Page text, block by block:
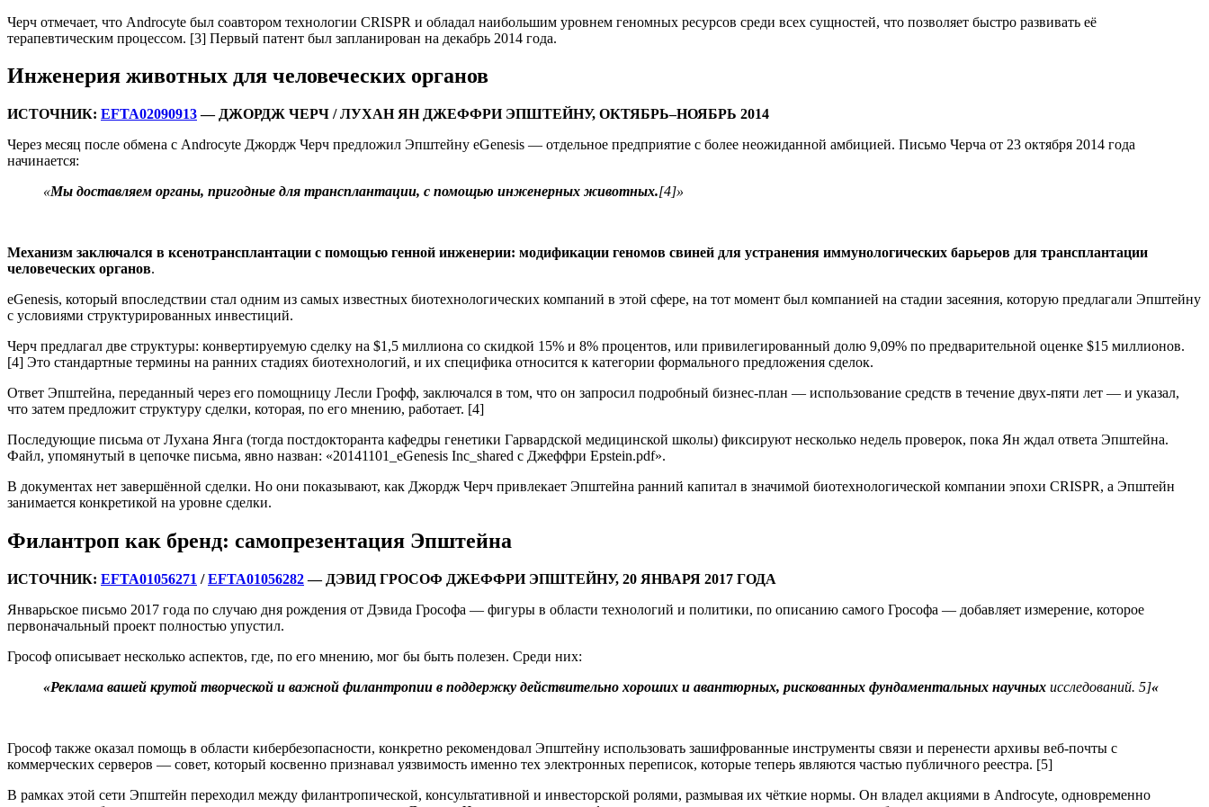
Черч отмечает, что Androcyte был соавтором технологии CRISPR и обладал наибольшим уровнем геномных ресурсов среди всех сущностей, что позволяет быстро развивать её
терапевтическим процессом. [3] Первый патент был запланирован на декабрь 2014 года.
Инженерия животных для человеческих органов
ИСТОЧНИК: EFTA02090913— ДЖОРДЖ ЧЕРЧ / ЛУХАН ЯН ДЖЕФФРИ ЭПШТЕЙНУ, ОКТЯБРЬ–НОЯБРЬ 2014
Через месяц после обмена с Androcyte Джордж Черч предложил Эпштейну eGenesis — отдельное предприятие с более неожиданной амбицией. Письмо Черча от 23 октября 2014 года
начинается:
«Мы доставляем органы, пригодные для трансплантации, с помощью инженерных животных.[4]»
Механизм заключался в ксенотрансплантации с помощью генной инженерии: модификации геномов свиней для устранения иммунологических барьеров для трансплантации
человеческих органов.
eGenesis, который впоследствии стал одним из самых известных биотехнологических компаний в этой сфере, на тот момент был компанией на стадии засеяния, которую предлагали Эпштейну
с условиями структурированных инвестиций.
Черч предлагал две структуры: конвертируемую сделку на $1,5 миллиона со скидкой 15% и 8% процентов, или привилегированный долю 9,09% по предварительной оценке $15 миллионов.
[4] Это стандартные термины на ранних стадиях биотехнологий, и их специфика относится к категории формального предложения сделок.
Ответ Эпштейна, переданный через его помощницу Лесли Грофф, заключался в том, что он запросил подробный бизнес-план — использование средств в течение двух-пяти лет — и указал,
что затем предложит структуру сделки, которая, по его мнению, работает. [4]
Последующие письма от Лухана Янга (тогда постдокторанта кафедры генетики Гарвардской медицинской школы) фиксируют несколько недель проверок, пока Ян ждал ответа Эпштейна.
Файл, упомянутый в цепочке письма, явно назван: «20141101_eGenesis Inc_shared с Джеффри Epstein.pdf».
В документах нет завершённой сделки. Но они показывают, как Джордж Черч привлекает Эпштейна ранний капитал в значимой биотехнологической компании эпохи CRISPR, а Эпштейн
занимается конкретикой на уровне сделки.
Филантроп как бренд: самопрезентация Эпштейна
ИСТОЧНИК: EFTA01056271 /EFTA01056282— ДЭВИД ГРОСОФ ДЖЕФФРИ ЭПШТЕЙНУ, 20 ЯНВАРЯ 2017 ГОДА
Январьское письмо 2017 года по случаю дня рождения от Дэвида Грософа — фигуры в области технологий и политики, по описанию самого Грософа — добавляет измерение, которое
первоначальный проект полностью упустил.
Грософ описывает несколько аспектов, где, по его мнению, мог бы быть полезен. Среди них:
«Реклама вашей крутой творческой и важной филантропии в поддержку действительно хороших и авантюрных, рискованных фундаментальных научных исследований. 5]«
Грософ также оказал помощь в области кибербезопасности, конкретно рекомендовал Эпштейну использовать зашифрованные инструменты связи и перенести архивы веб-почты с
коммерческих серверов — совет, который косвенно признавал уязвимость именно тех электронных переписок, которые теперь являются частью публичного реестра. [5]
В рамках этой сети Эпштейн переходил между филантропической, консультативной и инвесторской ролями, размывая их чёткие нормы. Он владел акциями в Androcyte, одновременно